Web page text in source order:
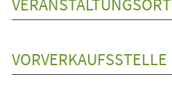
VORVERKAUFSSTELLE